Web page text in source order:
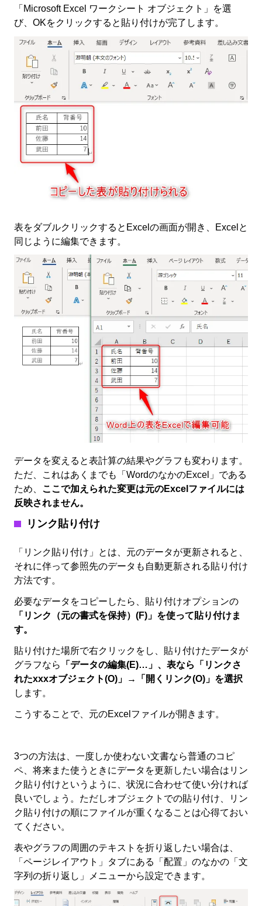
「Microsoft Excel ワークシート オブジェクト」を選
び、OKをクリックすると貼り付けが完了します。
表をダブルクリックするとExcelの画面が開き、Excelと
同じように編集できます。
データを変えると表計算の結果やグラフも変わります。
ただ、これはあくまでも「WordのなかのExcel」である
ため、 ここで加えられた変更は元のExcelファイルには
反映されません。
リンク貼り付け
「リンク貼り付け」とは、元のデータが更新されると、
それに伴って参照先のデータも自動更新される貼り付け
方法です。
必要なデータをコピーしたら、貼り付けオプションの
「リンク（元の書式を保持）(F)」を使って貼り付けま
す。
貼り付けた場所で右クリックをし、貼り付けたデータが
グラフなら
「データの編集(E)…」、表なら「リンクさ
れたxxxオブジェクト(O)」→「開くリンク(O)」を選択
します。
こうすることで、元のExcelファイルが開きます。
3つの方法は、一度しか使わない文書なら普通のコピ
ペ、将来また使うときにデータを更新したい場合はリン
ク貼り付けというように、状況に合わせて使い分ければ
良いでしょう。ただしオブジェクトでの貼り付け、リン
ク貼り付けの順にファイルが重くなることは心得ておい
てください。
表やグラフの周囲のテキストを折り返したい場合は、
「ページレイアウト」タブにある「配置」のなかの「文
字列の折り返し」メニューから設定できます。